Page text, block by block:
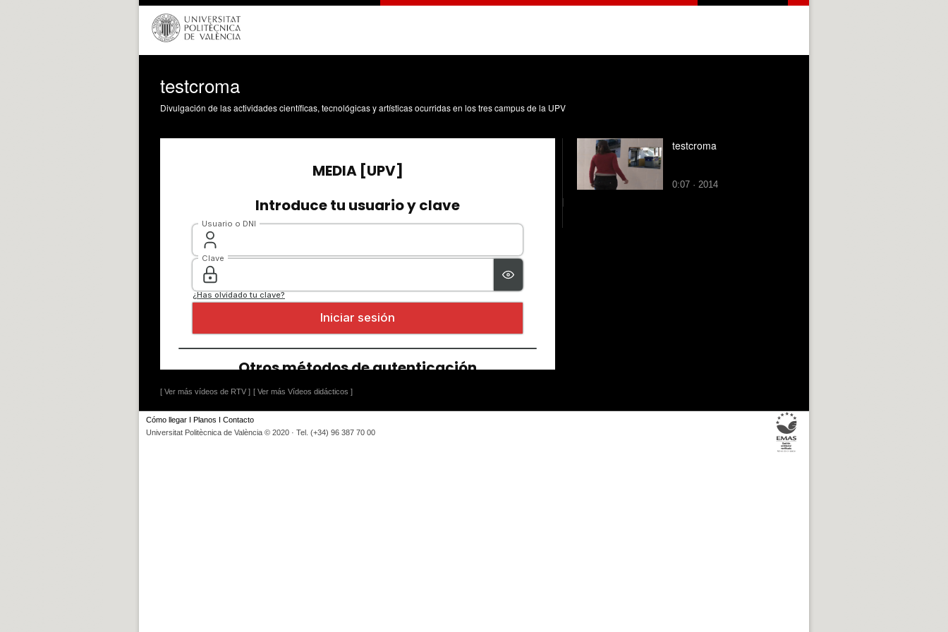
testcroma
Divulgación de las actividades científicas, tecnológicas y artísticas ocurridas en los tres campus de la UPV
[ Ver más vídeos de RTV ] [ Ver más Vídeos didácticos ]
testcroma
0:07 · 2014
Cómo llegar I Planos I Contacto
Universitat Politècnica de València © 2020 · Tel. (+34) 96 387 70 00